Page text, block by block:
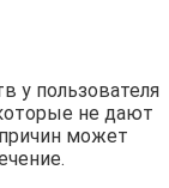
у пользователя
не дают
может